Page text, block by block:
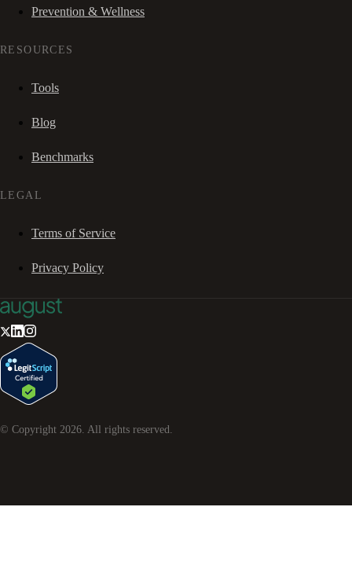
Prevention & Wellness
RESOURCES
Tools
Blog
Benchmarks
LEGAL
Terms of Service
Privacy Policy
© Copyright 2026. All rights reserved.